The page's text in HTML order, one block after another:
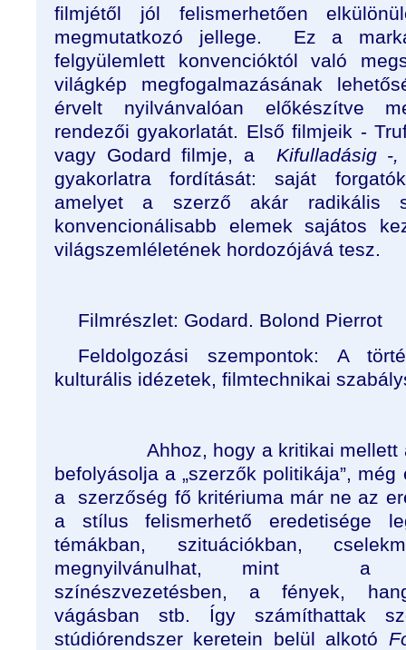
filmjétől jól felismerhetően
megmutatkozó jellege.
Ez a
felgyülemlett konvencióktól való
világkép megfogalmazásának
érvelt nyilvánvalóan előkészítve
rendezői gyakorlatát. Első filmjeik -
vagy Godard filmje, a
Kifulladásig -,
gyakorlatra fordítását: saját
amelyet a szerző akár radikális
konvencionálisabb elemek sajátos
világszemléletének hordozójává tesz.
Filmrészlet: Godard. Bolond Pierrot
Feldolgozási szempontok: A
kulturális idézetek, filmtechnikai
Ahhoz, hogy a kritikai
befolyásolja a „szerzők politikája”,
a
szerzőség fő kritériuma már ne az
a stílus felismerhető eredetisége
témákban, szituációkban,
megnyilvánulhat, mint
a
színészvezetésben, a fények,
vágásban stb. Így számíthattak
stúdiórendszer keretein belül alkotó